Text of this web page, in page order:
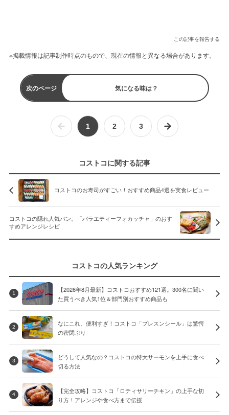
この記事を報告する
※掲載情報は記事制作時点のもので、現在の情報と異なる場合があります。
次のページ 気になる味は？
1 2 3
コストコに関する記事
コストコのお寿司がすごい！おすすめ商品4選を実食レビュー
コストコの隠れ人気パン。「バラエティーフォカッチャ」のおす
すめアレンジレシピ
コストコの人気ランキング
1
【2026年8月最新】コストコおすすめ121選。300名に聞い
た買うべき人気1位＆部門別おすすめ商品も
2
なにこれ、便利すぎ！コストコ「プレスンシール」は驚愕
の密閉ぶり
3
どうして人気なの？コストコの特大サーモンを上手に食べ
切る方法
4
【完全攻略】コストコ「ロティサリーチキン」の上手な切
り方！アレンジや食べ方まで伝授